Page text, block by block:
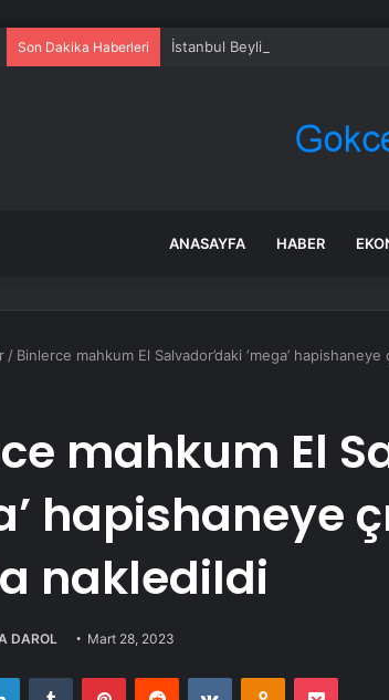
Son Dakika Haberleri İstanbul Beylikdüzü’nde yaz
ANASAYFA HABER
/ Binlerce mahkum El Salvador’daki ‘mega’
mahkum El
hapishaneye
nakledildi
DAROL Mart 28, 2023
LinkedInTumblr PinterestReddit VKontakteOdnoklassniki
Pocket